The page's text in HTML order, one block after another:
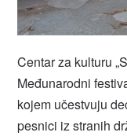
Centar za kulturu
Međunarodni
kojem učestvuju
pesnici iz stranih